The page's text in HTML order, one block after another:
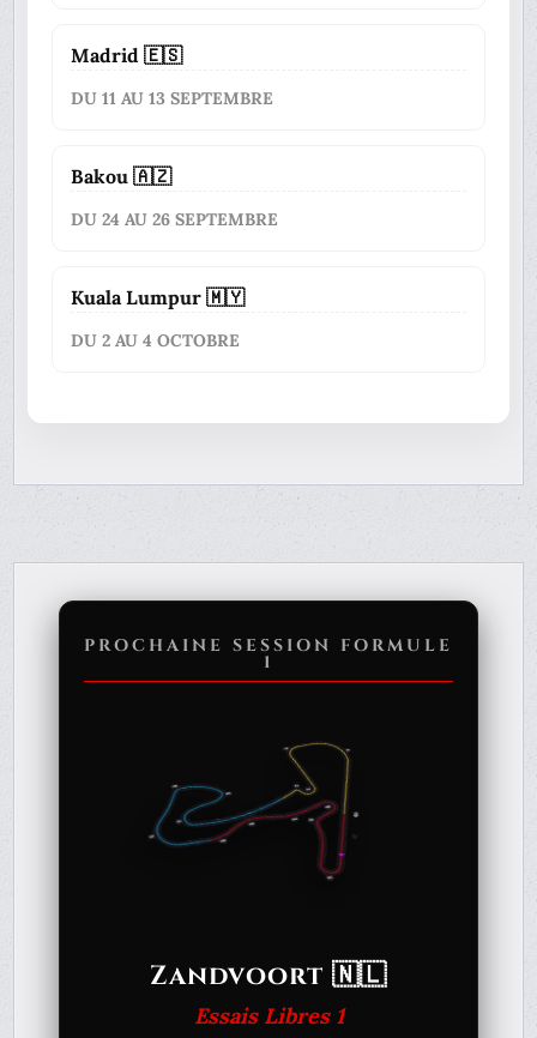
Madrid 🇪🇸
DU 11 AU 13 SEPTEMBRE
Bakou 🇦🇿
DU 24 AU 26 SEPTEMBRE
Kuala Lumpur 🇲🇾
DU 2 AU 4 OCTOBRE
PROCHAINE SESSION FORMULE
1
Zandvoort 🇳🇱
Essais Libres 1